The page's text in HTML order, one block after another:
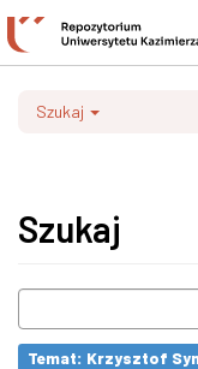
Szukaj
Szukaj
Temat: Krzysztof